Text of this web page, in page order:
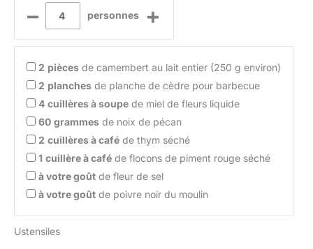
– personnes +
2 pièces de camembert au lait entier (250 g environ)
2 planches de planche de cèdre pour barbecue
4 cuillères à soupe de miel de fleurs liquide
60 grammes de noix de pécan
2 cuillères à café de thym séché
1 cuillère à café de flocons de piment rouge séché
à votre goût de fleur de sel
à votre goût de poivre noir du moulin
Ustensiles